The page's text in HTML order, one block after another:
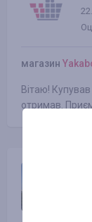
магазин
Вітаю!
отримав.